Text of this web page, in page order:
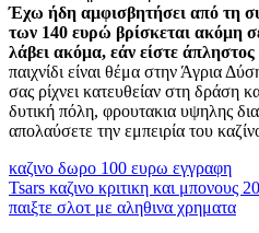
Έχω ήδη αμφισβητήσει από τη
των 140 ευρώ βρίσκεται ακόμη
λάβει ακόμα, εάν είστε
παιχνίδι είναι θέμα στην Άγρια
σας ρίχνει κατευθείαν στη δράση
δυτική πόλη, φρουτακια υψηλης
απολαύσετε την εμπειρία του
καζινο δωρο 100 ευρω εγγραφη
Tsars καζινο κριτικη και μπονους
παιξτε σλοτ με αληθινα χρηματα